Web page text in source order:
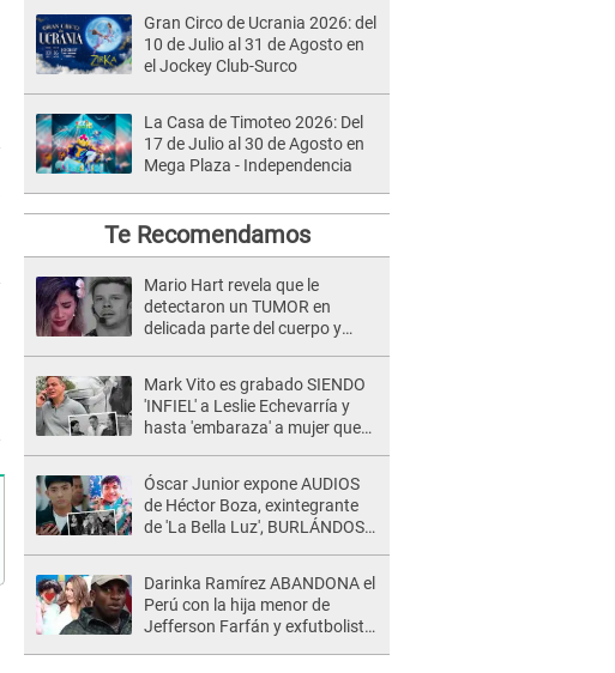
Gran Circo de Ucrania 2026: del
10 de Julio al 31 de Agosto en
el Jockey Club-Surco
La Casa de Timoteo 2026: Del
17 de Julio al 30 de Agosto en
Mega Plaza - Independencia
Te Recomendamos
Mario Hart revela que le
detectaron un TUMOR en
delicada parte del cuerpo y
Mark Vito es grabado SIENDO
'INFIEL' a Leslie Echevarría y
hasta 'embaraza' a mujer que
desgraciado! "
Óscar Junior expone AUDIOS
de Héctor Boza, exintegrante
de 'La Bella Luz', BURLÁNDOSE
Darinka Ramírez ABANDONA el
Perú con la hija menor de
Jefferson Farfán y exfutbolista